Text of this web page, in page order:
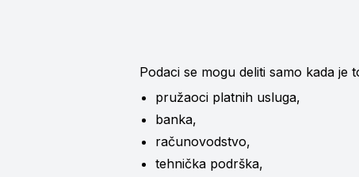
Podaci se mogu deliti samo kada
pružaoci platnih usluga,
banka,
računovodstvo,
tehnička podrška,